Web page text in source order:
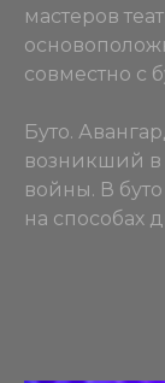
мастеров
совместно с
Буто.
возникший
войны. В
на способах